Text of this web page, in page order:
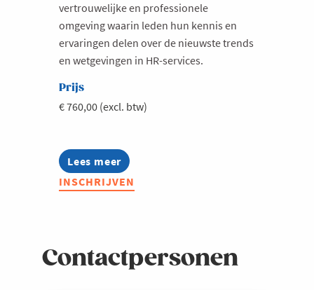
vertrouwelijke en professionele
omgeving waarin leden hun kennis en
ervaringen delen over de nieuwste trends
en wetgevingen in HR-services.
Prijs
€ 760,00 (excl. btw)
Lees meer
about
Netwerk
HR
INSCHRIJVEN
Contactpersonen